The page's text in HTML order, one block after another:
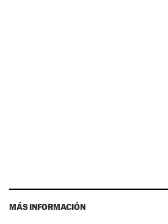
MÁS INFORMACIÓN